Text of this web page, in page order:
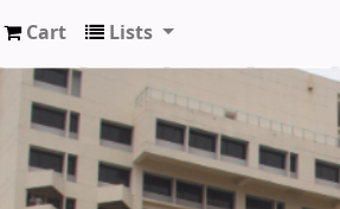
Academy Library
Cart Lists